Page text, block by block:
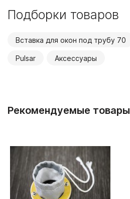
Подборки товаров
Вставка для окон под трубу 70
Pulsar Аксессуары
Рекомендуемые товары